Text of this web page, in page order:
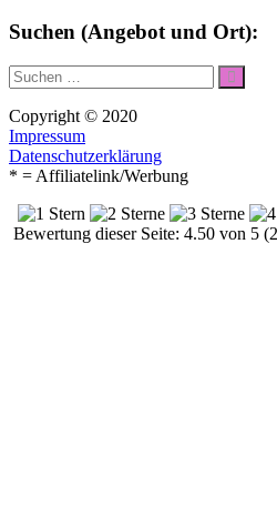
Suchen (Angebot und Ort):
Suche
nach:
Suchen
Copyright © 2020
Impressum
Datenschutzerklärung
* = Affiliatelink/Werbung
Bewertung dieser Seite: 4.50 von 5